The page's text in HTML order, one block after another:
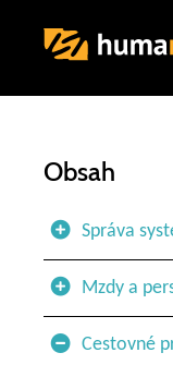
Obsah
Správa
Mzdy a
Cestovné